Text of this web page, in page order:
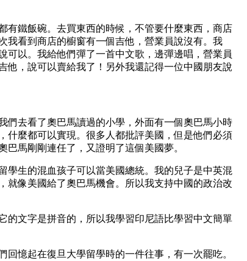
有鐵飯碗。去買東西的時候，不管要什麼東西，商店
我看到商店的櫥窗有一個吉他，營業員說沒有。我
可以。我給他們彈了一首中文歌，邊彈邊唱，營業員
他，說可以賣給我了！另外我還記得一位中國朋友說
們去看了奧巴馬讀過的小學，外面有一個奧巴馬小時
什麼都可以實現。很多人都批評美國，但是他們必須
馬剛剛連任了，又證明了這個美國夢。
學生的混血孩子可以當美國總統。我的兒子是中英混
就像美國給了奧巴馬機會。所以我支持中國的政治改
的文字是拼音的，所以我學習印尼語比學習中文簡單
憶起在復旦大學留學時的一件往事，有一次罷吃。